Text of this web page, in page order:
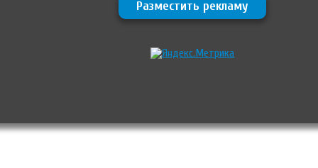
Разместить рекламу